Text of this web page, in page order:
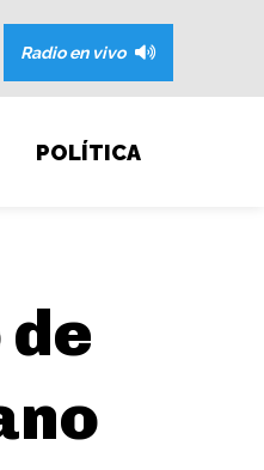
Radio en vivo
POLÍTICA